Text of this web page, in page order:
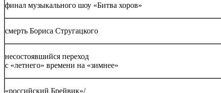
финал музыкального шоу «Битва хоров»
смерть Бориса Стругацкого
несостоявшийся переход
с «летнего» времени на «зимнее»
«российский Брейвик»/